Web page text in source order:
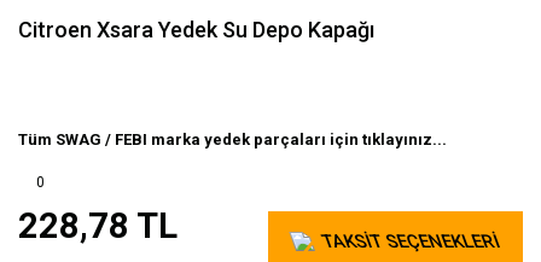
Citroen Xsara Yedek Su Depo Kapağı
Tüm SWAG / FEBI marka yedek parçaları için tıklayınız...
0
228,78 TL TAKSİT SEÇENEKLERİ